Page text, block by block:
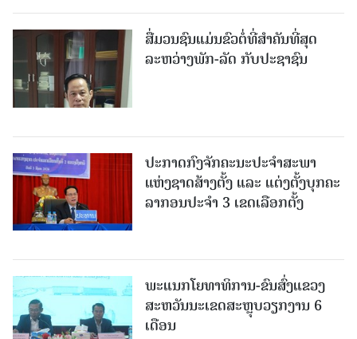
ສື່ມວນຊົນແມ່ນຂົວຕໍ່ທີ່ສໍາຄັນທີ່ສຸດ
ລະຫວ່າງພັກ-ລັດ ກັບປະຊາຊົນ
ປະກາດກົງຈັກຄະນະປະຈໍາສະພາ
ແຫ່ງຊາດສ້າງຕັ້ງ ແລະ ແຕ່ງຕັ້ງບຸກຄະ
ລາກອນປະຈໍາ 3 ເຂດເລືອກຕັ້ງ
ພະແນກໂຍທາທິການ-ຂົນສົ່ງແຂວງ
ສະຫວັນນະເຂດສະຫຼຸບວຽກງານ 6
ເດືອນ